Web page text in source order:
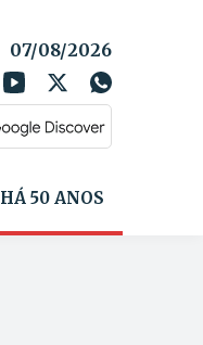
07/08/2026
HÁ 50 ANOS